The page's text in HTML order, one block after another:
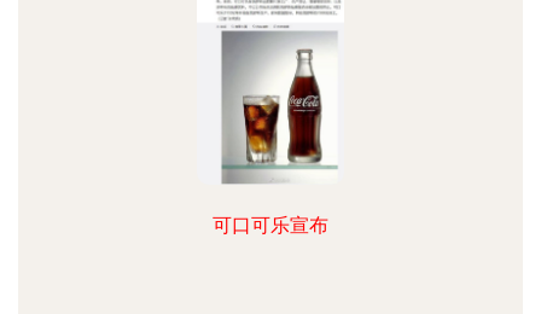
可口可乐宣布